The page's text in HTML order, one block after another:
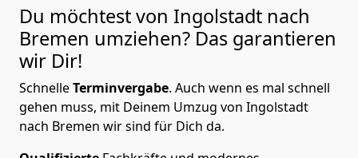
Du möchtest von Ingolstadt nach
Bremen umziehen? Das garantieren
wir Dir!
SchnelleTerminvergabe. Auch wenn es mal schnell
gehen muss, mit Deinem Umzug von Ingolstadt
nach Bremen wir sind für Dich da.